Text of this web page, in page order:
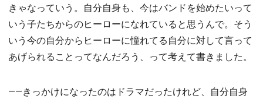
きゃなっていう。自分自身も、今はバンドを始めたいって
いう子たちからのヒーローになれていると思うんで。そう
いう今の自分からヒーローに憧れてる自分に対して言って
あげられることってなんだろう、って考えて書きました。
――きっかけになったのはドラマだったけれど、自分自身